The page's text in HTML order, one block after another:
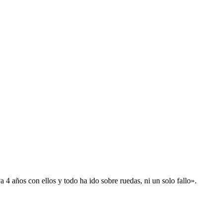
años con ellos y todo ha ido sobre ruedas, ni un solo fallo».